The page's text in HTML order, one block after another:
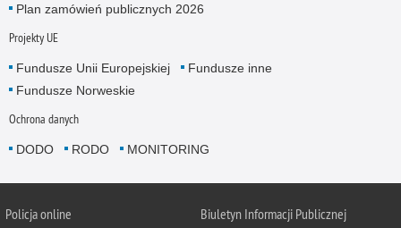
Plan zamówień publicznych 2026
Projekty UE
Fundusze Unii Europejskiej
Fundusze inne
Fundusze Norweskie
Ochrona danych
DODO RODO MONITORING
Policjaonline Biuletyn Informacji Publicznej